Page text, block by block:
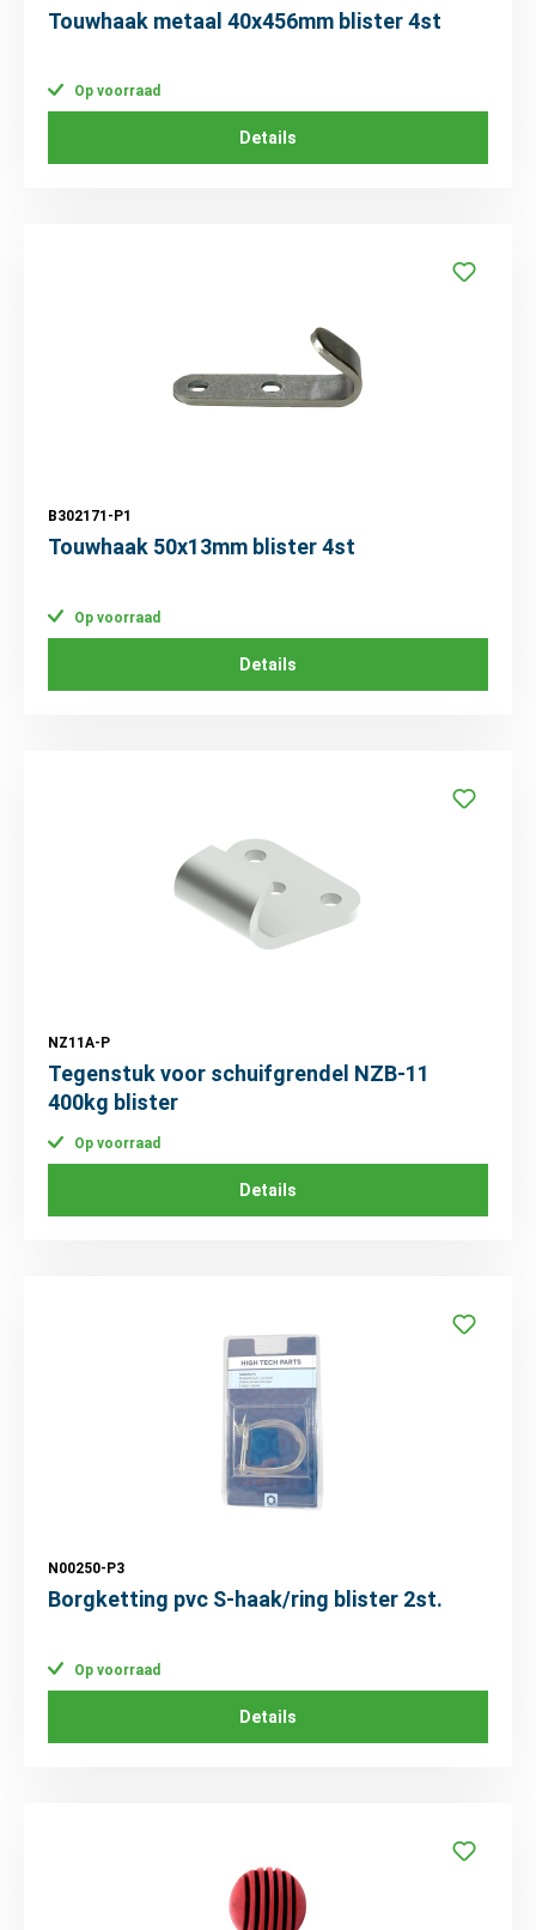
Touwhaak metaal 40x456mm blister 4st
Op voorraad
Details
B302171-P1
Touwhaak 50x13mm blister 4st
Op voorraad
Details
NZ11A-P
Tegenstuk voor schuifgrendel NZB-11
400kg blister
Op voorraad
Details
N00250-P3
Borgketting pvc S-haak/ring blister 2st.
Op voorraad
Details